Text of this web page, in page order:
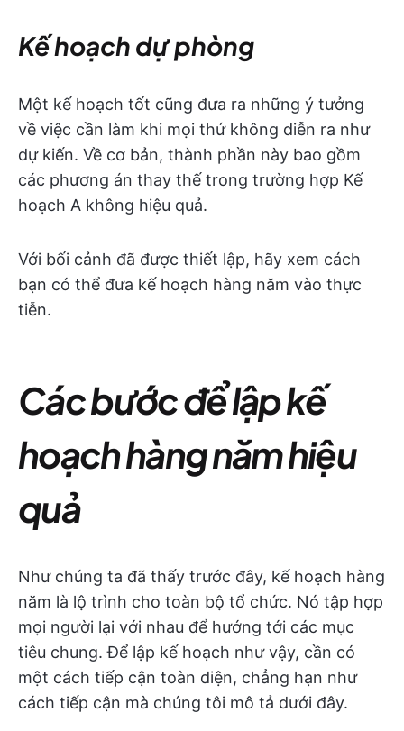
Kế hoạch dự phòng
Một kế hoạch tốt cũng đưa ra những ý tưởng
về việc cần làm khi mọi thứ không diễn ra như
dự kiến. Về cơ bản, thành phần này bao gồm
các phương án thay thế trong trường hợp Kế
hoạch A không hiệu quả.
Với bối cảnh đã được thiết lập, hãy xem cách
bạn có thể đưa kế hoạch hàng năm vào thực
tiễn.
Các bước để lập kế
hoạch hàng năm hiệu
quả
Như chúng ta đã thấy trước đây, kế hoạch hàng
năm là lộ trình cho toàn bộ tổ chức. Nó tập hợp
mọi người lại với nhau để hướng tới các mục
tiêu chung. Để lập kế hoạch như vậy, cần có
một cách tiếp cận toàn diện, chẳng hạn như
cách tiếp cận mà chúng tôi mô tả dưới đây.